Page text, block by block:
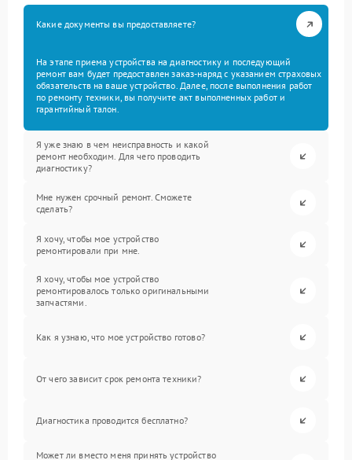
Какие документы вы предоставляете?
На этапе приема устройства на диагностику и последующий
ремонт вам будет предоставлен заказ-наряд с указанием страховых
обязательств на ваше устройство. Далее, после выполнения работ
по ремонту техники, вы получите акт выполненных работ и
гарантийный талон.
Я уже знаю в чем неисправность и какой
ремонт необходим. Для чего проводить
диагностику?
Мне нужен срочный ремонт. Сможете
сделать?
Я хочу, чтобы мое устройство
ремонтировали при мне.
Я хочу, чтобы мое устройство
ремонтировалось только оригинальными
запчастями.
Как я узнаю, что мое устройство готово?
От чего зависит срок ремонта техники?
Диагностика проводится бесплатно?
Может ли вместо меня принять устройство